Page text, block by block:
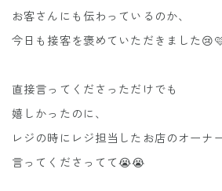
お客さんにも伝わっているのか、
今日も接客を褒めていただきました
直接言ってくださっただけでも
嬉しかったのに、
レジの時にレジ担当したお店のオーナ
言ってくださってて😭😭